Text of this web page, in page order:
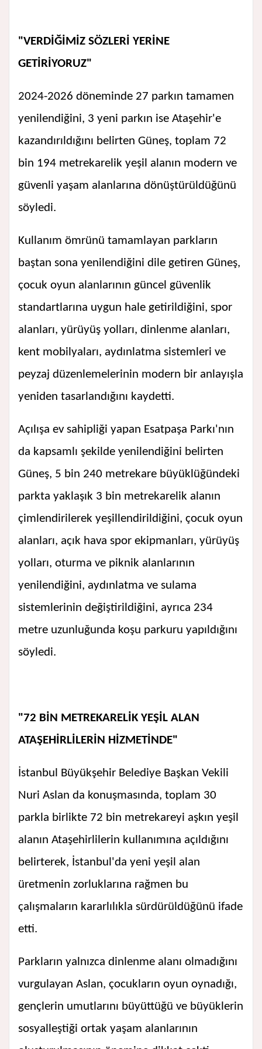
"VERDİĞİMİZ SÖZLERİ YERİNE
GETİRİYORUZ"
2024-2026 döneminde 27 parkın tamamen
yenilendiğini, 3 yeni parkın ise Ataşehir'e
kazandırıldığını belirten Güneş, toplam 72
bin 194 metrekarelik yeşil alanın modern ve
güvenli yaşam alanlarına dönüştürüldüğünü
söyledi.
Kullanım ömrünü tamamlayan parkların
baştan sona yenilendiğini dile getiren Güneş,
çocuk oyun alanlarının güncel güvenlik
standartlarına uygun hale getirildiğini, spor
alanları, yürüyüş yolları, dinlenme alanları,
kent mobilyaları, aydınlatma sistemleri ve
peyzaj düzenlemelerinin modern bir anlayışla
yeniden tasarlandığını kaydetti.
Açılışa ev sahipliği yapan Esatpaşa Parkı'nın
da kapsamlı şekilde yenilendiğini belirten
Güneş, 5 bin 240 metrekare büyüklüğündeki
parkta yaklaşık 3 bin metrekarelik alanın
çimlendirilerek yeşillendirildiğini, çocuk oyun
alanları, açık hava spor ekipmanları, yürüyüş
yolları, oturma ve piknik alanlarının
yenilendiğini, aydınlatma ve sulama
sistemlerinin değiştirildiğini, ayrıca 234
metre uzunluğunda koşu parkuru yapıldığını
söyledi.
"72 BİN METREKARELİK YEŞİL ALAN
ATAŞEHİRLİLERİN HİZMETİNDE"
İstanbul Büyükşehir Belediye Başkan Vekili
Nuri Aslan da konuşmasında, toplam 30
parkla birlikte 72 bin metrekareyi aşkın yeşil
alanın Ataşehirlilerin kullanımına açıldığını
belirterek, İstanbul'da yeni yeşil alan
üretmenin zorluklarına rağmen bu
çalışmaların kararlılıkla sürdürüldüğünü ifade
etti.
Parkların yalnızca dinlenme alanı olmadığını
vurgulayan Aslan, çocukların oyun oynadığı,
gençlerin umutlarını büyüttüğü ve büyüklerin
sosyalleştiği ortak yaşam alanlarının